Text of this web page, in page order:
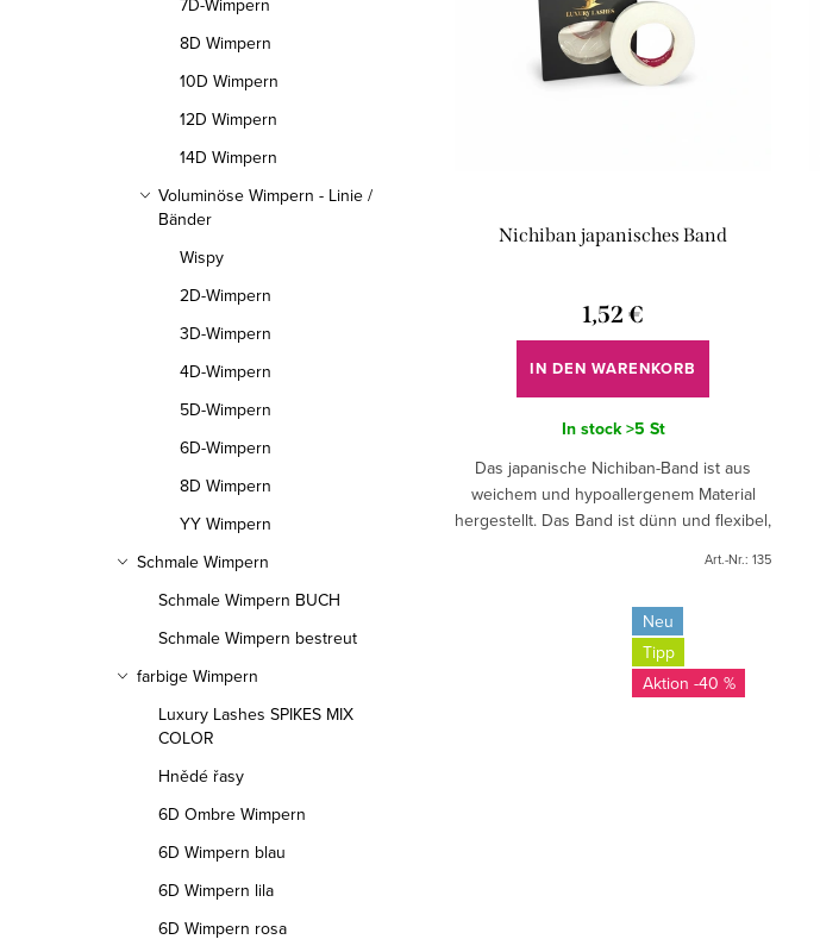
7D-Wimpern
8D Wimpern
10D Wimpern
12D Wimpern
14D Wimpern
Voluminöse Wimpern - Linie /
Bänder
Wispy
2D-Wimpern
3D-Wimpern
4D-Wimpern
5D-Wimpern
6D-Wimpern
8D Wimpern
YY Wimpern
Schmale Wimpern
Schmale Wimpern BUCH
Schmale Wimpern bestreut
farbige Wimpern
Luxury Lashes SPIKES MIX
COLOR
Hnědé řasy
6D Ombre Wimpern
6D Wimpern blau
6D Wimpern lila
6D Wimpern rosa
Nichiban japanisches Band
1,52 €
IN DEN WARENKORB
In stock>5 St
Das japanische Nichiban-Band ist aus
weichem und hypoallergenem Material
hergestellt. Das Band ist dünn und flexibel,
Art.-Nr.:135
Neu
Tipp
-40 %